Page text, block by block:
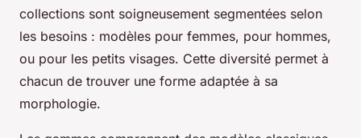
collections sont soigneusement segmentées selon
les besoins : modèles pour femmes, pour hommes,
ou pour les petits visages. Cette diversité permet à
chacun de trouver une forme adaptée à sa
morphologie.